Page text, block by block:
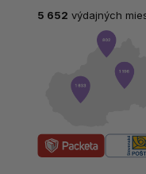
5 652 výdajných